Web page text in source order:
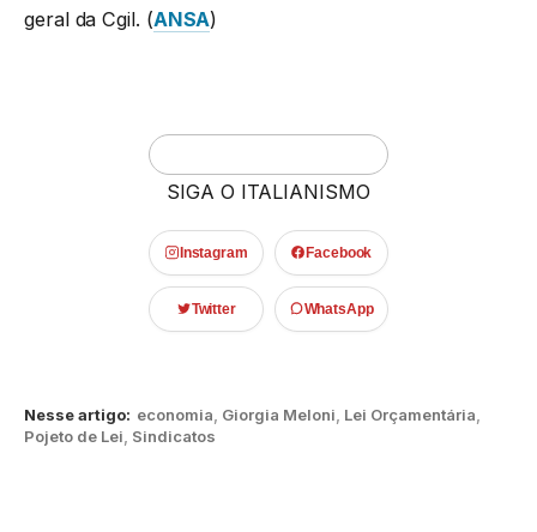
geral da Cgil. (ANSA)
SIGA O ITALIANISMO
Instagram Facebook
Twitter WhatsApp
Nesse artigo: economia Giorgia Meloni Lei Orçamentária
Pojeto de Lei Sindicatos